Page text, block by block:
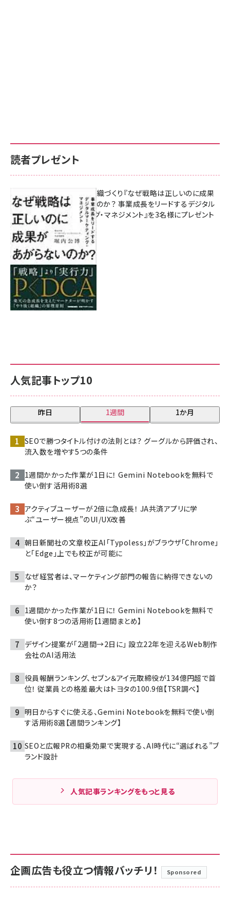
人気記事トップ10
昨日 1週間 1か月
SEOで勝つタイトル付けの法則とは？ グーグルから評価され、
流入数を増やす5つの条件
1週間かかった作業が1日に！ Gemini Notebookを無料で
使い倒す活用術8選
アクティブユーザーが2倍に急成長！ JA共済アプリに学
ぶ“ユーザー視点”のUI/UX改善
朝日新聞社の文章校正AI「Typoless」がブラウザ「Chrome」
と「Edge」上でも校正が可能に
なぜ経営者は、マーケティング部門の報告に納得できないの
か？
1週間かかった作業が1日に！ Gemini Notebookを無料で
使い倒す8つの活用術【1週間まとめ】
デザイン提案が「2週間→2日に」 設立22年を迎えるWeb制作
会社のAI活用法
役員報酬ランキング、セブン＆アイ元取締役が134億円超で首
位！ 従業員との格差最大はトヨタの100.9倍【TSR調べ】
明日からすぐに使える、Gemini Notebookを無料で使い倒
す活用術8選【週間ランキング】
SEOと広報PRの相乗効果で実現する、AI時代に“選ばれる”ブ
ランド設計
人気記事ランキングをもっと見る
読者プレゼント
成果を生む組織づくり『なぜ戦略は正しいのに成果
があがらないのか？ 事業成長をリードするデジタル
マーケティング・マネジメント』を3名様にプレゼント
8月7日 10:00
企画広告も役立つ情報バッチリ！ Sponsored